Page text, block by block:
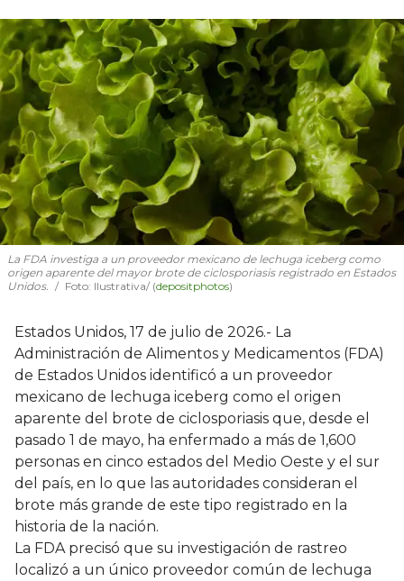
La FDA investiga a un proveedor mexicano de lechuga iceberg como
origen aparente del mayor brote de ciclosporiasis registrado en Estados
Unidos.
Foto: Ilustrativa/ (depositphotos)
Estados Unidos, 17 de julio de 2026.- La
Administración de Alimentos y Medicamentos (FDA)
de Estados Unidos identificó a un proveedor
mexicano de lechuga iceberg como el origen
aparente del brote de ciclosporiasis que, desde el
pasado 1 de mayo, ha enfermado a más de 1,600
personas en cinco estados del Medio Oeste y el sur
del país, en lo que las autoridades consideran el
brote más grande de este tipo registrado en la
historia de la nación.
La FDA precisó que su investigación de rastreo
localizó a un único proveedor común de lechuga